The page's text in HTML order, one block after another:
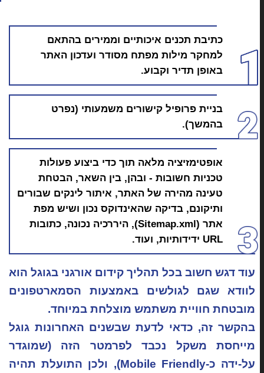
כתיבת תכנים איכותיים וממירים בהתאם
למחקר מילות מפתח מסודר ועדכון האתר
באופן תדיר וקבוע.
בניית פרופיל קישורים משמעותי (נפרט
בהמשך).
אופטימזיציה מלאה תוך כדי ביצוע פעולות
טכניות חשובות - ובהן, בין השאר, הבטחת
טעינה מהירה של האתר, איתור לינקים שבורים
ותיקונם, בדיקה שהאינדוקס נכון ושיש מפת
אתר (Sitemap.xml), היררכיה נכונה, כתובות
URL ידידותיות, ועוד.
עוד דגש חשוב בכל תהליך קידום אורגני בגוגל הוא
לוודא שגם לגולשים באמצעות הסמארטפונים
מובטחת חוויית משתמש מוצלחת במיוחד.
בהקשר זה, כדאי לדעת שבשנים האחרונות גוגל
מייחסת משקל נכבד לפרמטר הזה (שמוגדר
על-ידה כ-Mobile Friendly), ולכן התועלת תהיה